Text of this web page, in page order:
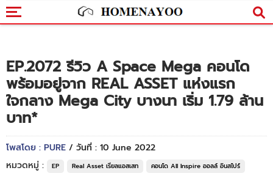
EP.2072 รีวิว A Space Mega คอนโด
พร้อมอยู่จาก REAL ASSET แห่งแรก
ใจกลาง Mega City บางนา เริ่ม 1.79 ล้าน
บาท*
โพสโดย : PURE / วันที่ : 10 June 2022
หมวดหมู่ :
EP Real Asset เรียลแอสเสท
คอนโด All Inspire ออลล์ อินสไปร์